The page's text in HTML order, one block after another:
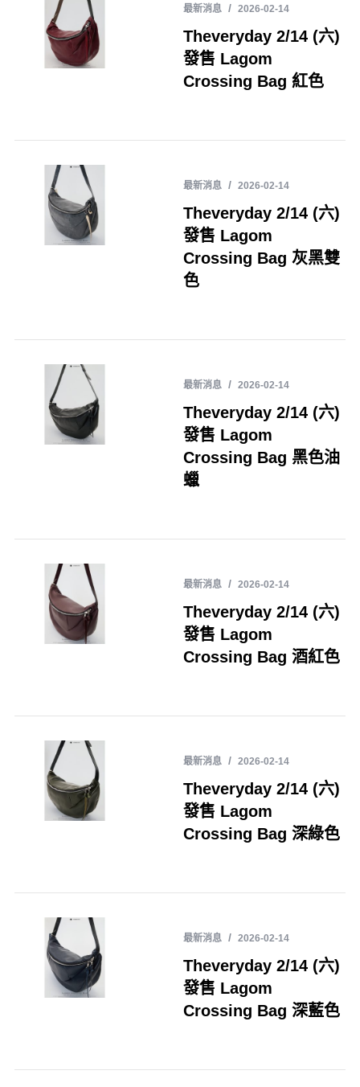
最新消息 2026-02-14
Theveryday 2/14 (六)
發售 Lagom
Crossing Bag 紅色
最新消息 2026-02-14
Theveryday 2/14 (六)
發售 Lagom
Crossing Bag 灰黑雙
色
最新消息 2026-02-14
Theveryday 2/14 (六)
發售 Lagom
Crossing Bag 黑色油
蠟
最新消息 2026-02-14
Theveryday 2/14 (六)
發售 Lagom
Crossing Bag 酒紅色
最新消息 2026-02-14
Theveryday 2/14 (六)
發售 Lagom
Crossing Bag 深綠色
最新消息 2026-02-14
Theveryday 2/14 (六)
發售 Lagom
Crossing Bag 深藍色